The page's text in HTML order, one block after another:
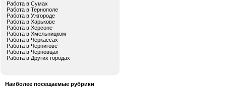
Работа в Сумах
Работа в Тернополе
Работа в Ужгороде
Работа в Харькове
Работа в Херсоне
Работа в Хмельницком
Работа в Черкассах
Работа в Чернигове
Работа в Черновцах
Работа в Других городах
Наиболее посещаемые рубрики